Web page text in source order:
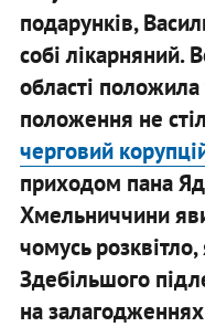
подарунків,
собі лікарняний.
області
положення не
черговий
приходом пана
Хмельниччини
чомусь розквітло,
Здебільшого
на